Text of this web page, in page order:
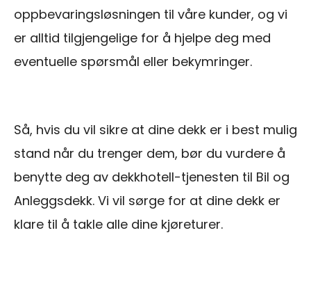
oppbevaringsløsningen til våre kunder, og vi
er alltid tilgjengelige for å hjelpe deg med
eventuelle spørsmål eller bekymringer.
Så, hvis du vil sikre at dine dekk er i best mulig
stand når du trenger dem, bør du vurdere å
benytte deg av dekkhotell-tjenesten til Bil og
Anleggsdekk. Vi vil sørge for at dine dekk er
klare til å takle alle dine kjøreturer.